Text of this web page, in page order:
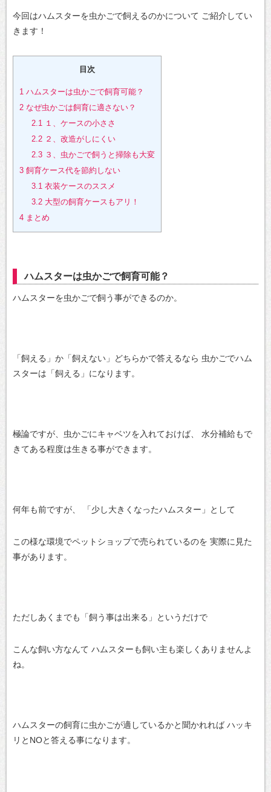
今回はハムスターを虫かごで飼えるのかについて ご紹介してい
きます！
目次
1 ハムスターは虫かごで飼育可能？
2 なぜ虫かごは飼育に適さない？
2.1１、ケースの小ささ
2.2２、改造がしにくい
2.3３、虫かごで飼うと掃除も大変
3 飼育ケース代を節約しない
3.1衣装ケースのススメ
3.2大型の飼育ケースもアリ！
4 まとめ
ハムスターは虫かごで飼育可能？
ハムスターを虫かごで飼う事ができるのか。
「飼える」か「飼えない」どちらかで答えるなら 虫かごでハム
スターは「飼える」になります。
極論ですが、虫かごにキャベツを入れておけば、
水分補給もで
きてある程度は生きる事ができます。
何年も前ですが、 「少し大きくなったハムスター」として
この様な環境でペットショップで売られているのを 実際に見た
事があります。
ただしあくまでも「飼う事は出来る」というだけで
こんな飼い方なんて ハムスターも飼い主も楽しくありませんよ
ね。
ハムスターの飼育に虫かごが適しているかと聞かれれば ハッキ
リとNOと答える事になります。